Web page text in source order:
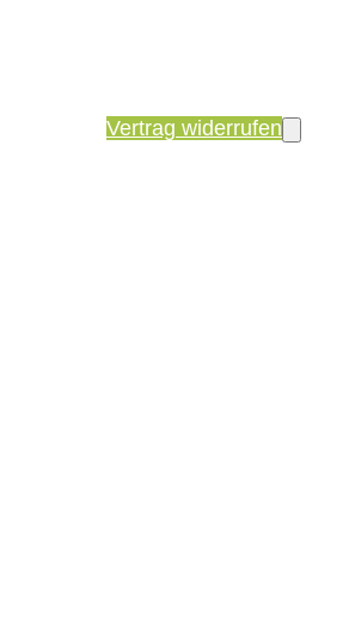
Vertrag widerrufen